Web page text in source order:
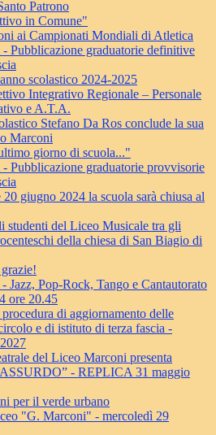
Patrono
in Comune"
ai Campionati Mondiali di Atletica
- Pubblicazione graduatorie definitive
scolastico 2024-2025
Integrativo Regionale – Personale
e A.T.A.
Stefano Da Ros conclude la sua
Marconi
giorno di scuola..."
- Pubblicazione graduatorie provvisorie
giugno 2024 la scuola sarà chiusa al
studenti del Liceo Musicale tra gli
della chiesa di San Biagio di
Jazz, Pop-Rock, Tango e Cantautorato
ore 20.45
di aggiornamento delle
e di istituto di terza fascia -
del Liceo Marconi presenta
- REPLICA 31 maggio
per il verde urbano
"G. Marconi" - mercoledì 29